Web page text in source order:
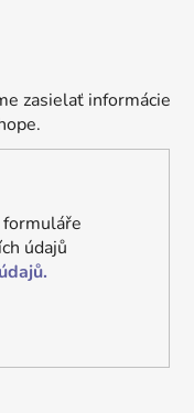
zasielať informácie
údajů